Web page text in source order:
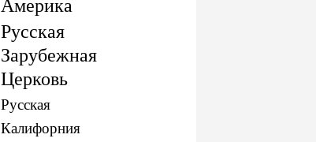
Русская
Зарубежная
Церковь
Русская
Калифорния